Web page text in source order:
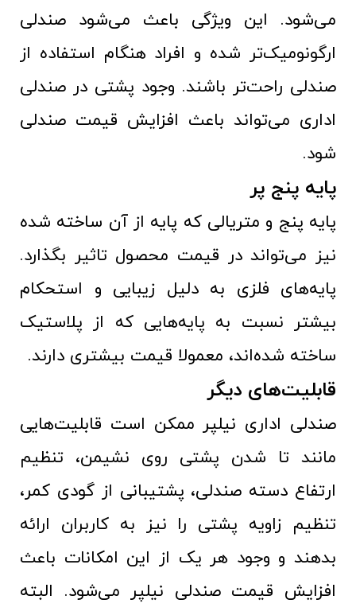
می‌شود. این ویژگی باعث می‌شود صندلی
ارگونومیک‌تر شده و افراد هنگام استفاده از
صندلی راحت‌تر باشند. وجود پشتی در صندلی
اداری می‌تواند باعث افزایش قیمت صندلی
شود.
پایه پنج‌ پر
پایه پنج و متریالی که پایه از آن ساخته شده
نیز می‌تواند در قیمت محصول تاثیر بگذارد.
پایه‌های فلزی به دلیل زیبایی و استحکام
بیشتر نسبت به پایه‌هایی که از پلاستیک
ساخته شده‌اند، معمولا قیمت بیشتری دارند.
قابلیت‌های دیگر
صندلی اداری نیلپر ممکن است قابلیت‌هایی
مانند تا شدن پشتی روی نشیمن، تنظیم
ارتفاع دسته صندلی، پشتیبانی از گودی کمر،
تنظیم زاویه پشتی را نیز به کاربران ارائه
بدهند و وجود هر یک از این امکانات باعث
افزایش قیمت صندلی نیلپر می‌شود. البته